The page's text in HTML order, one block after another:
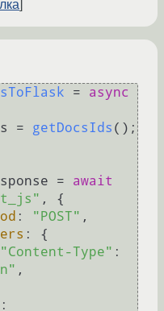
= async
= getDocsIds ();
= await
, {
: "POST" ,
: {
"Content-Type"
,